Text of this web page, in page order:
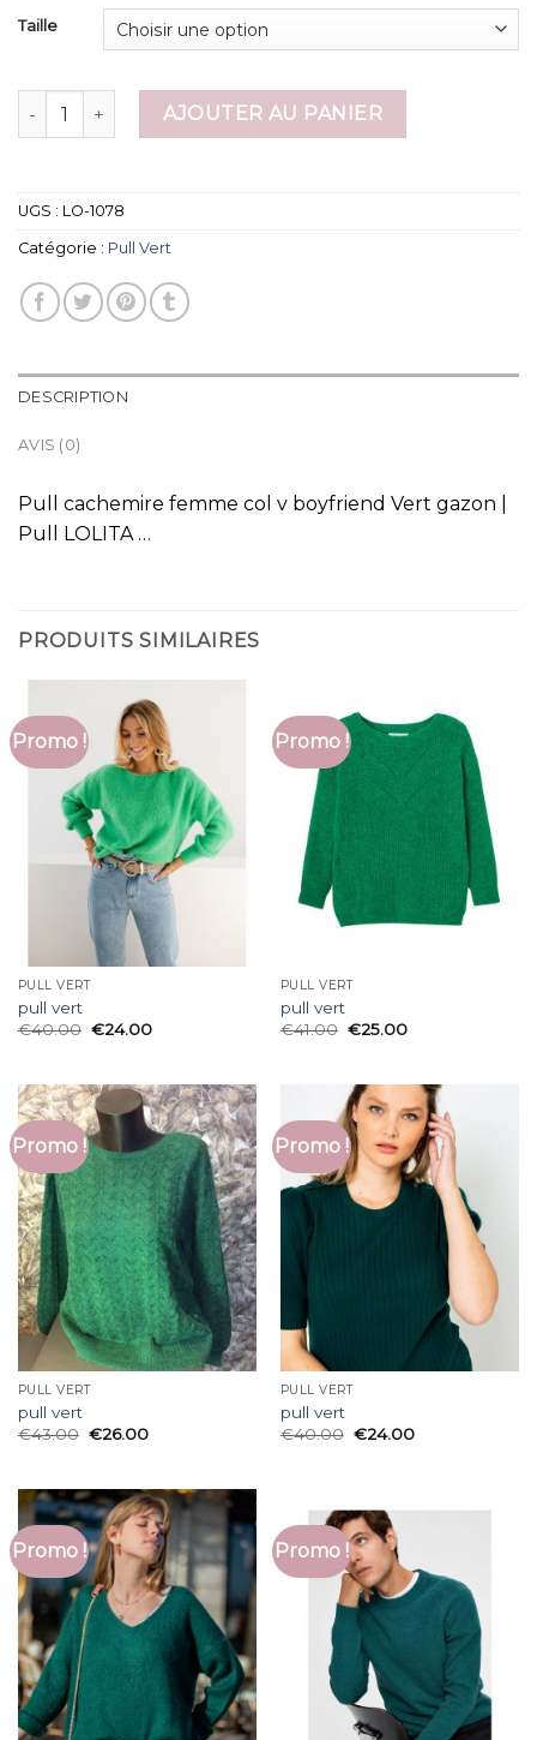
Taille
quantité de pull vertAJOUTER AU PANIER
UGS : LO-1078
Catégorie : Pull Vert
DESCRIPTION
AVIS (0)
Pull cachemire femme col v boyfriend Vert gazon |
Pull LOLITA …
PRODUITS SIMILAIRES
Promo !
PULL VERT
pull vert
€40.00 €24.00
Promo !
PULL VERT
pull vert
€41.00 €25.00
Promo !
PULL VERT
pull vert
€43.00 €26.00
Promo !
PULL VERT
pull vert
€40.00 €24.00
Promo ! Promo !